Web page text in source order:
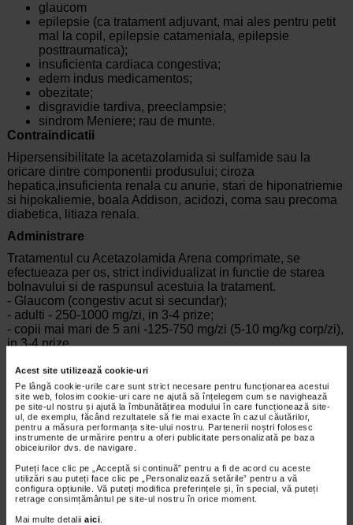
Acest site utilizează cookie-uri
Pe lângă cookie-urile care sunt strict necesare pentru funcționarea acestui
site web, folosim cookie-uri care ne ajută să înțelegem cum se navighează
pe site-ul nostru și ajută la îmbunătățirea modului în care funcționează site-
ul, de exemplu, făcând rezultatele să fie mai exacte în cazul căutărilor,
pentru a măsura performanța site-ului nostru. Partenerii noștri folosesc
instrumente de urmărire pentru a oferi publicitate personalizată pe baza
obiceiurilor dvs. de navigare.
Puteți face clic pe „Acceptă si continuă” pentru a fi de acord cu aceste
utilizări sau puteți face clic pe „Personalizează setările” pentru a vă
configura opțiunile. Vă puteți modifica preferințele și, în special, vă puteți
retrage consimțământul pe site-ul nostru în orice moment.
Mai multe detalii aici.
glaucom
epilepsie (ca tratament adjuvant, mai ales pentru petit
mal la copil, epilepsie catameniala, epilepsie
posttraumatica);
insuficienta cardiaca congestiva;
edem indus medicamentos;
obezitate;
disgravidie tardiva, preeclampsie;
sindrom Meniere; rau de munte.
Contraindicatii
Hipersensibilitate la acetazolamida si sulfamide sau la
oricare dintre componentii produsului; ciroza
hepatica,insuficienta renala cu anurie, stari de hiponatriemie
si hipokaliemie, boala Addison, acidozi, coma sau precoma
diabetica, litiaza renala.
Administrare
Tratamentul cu Acetazolamida Arena comprimate, se
efectueaza per os, strict individualizat in functie de starea
bolnavului si de raspunsul acestuia la tratament.
- Glaucom (congestiv acut si secundar);
- adulti - 250-1000 mg/zi, in 3-4 prize;
- copii mai mari de 5 ani -125-750 mg/zi (5-10 mg/kg corp/zi),
in 3-4 prize.
Compozitie
Un comprimat contine 250 mg acetazolamida.
Precautii
Se recomanda prudenta la administrarea in diabet, afectiuni
renale si hepatice, guta sau conditii de dezechilibru
indelungat in glaucomul cronic congestiv cu unghi inchis,
deoarece permite inchiderea organica a unghiului,
agravarea glaucomului fiind mascata de scaderea presiunii
intraoculare.